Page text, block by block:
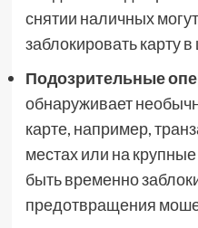
снятии наличных
заблокировать карту
Подозрительные
обнаруживает
карте, например,
местах или на
быть временно
предотвращения